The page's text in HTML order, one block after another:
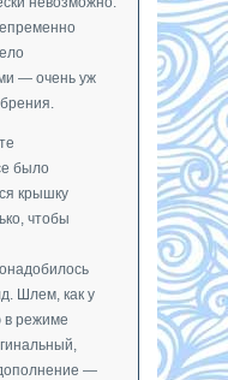
— очень уж
было
крышку
чтобы
Шлем, как у
в режиме
—